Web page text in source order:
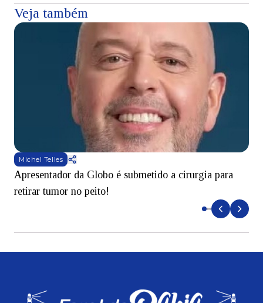
Veja também
Michel Telles
Apresentador da Globo é submetido a cirurgia para
retirar tumor no peito!